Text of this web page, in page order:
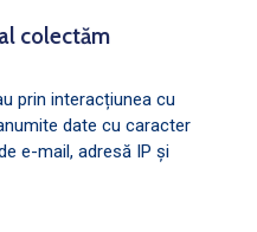
colectăm
prin interacțiunea cu
date cu caracter
e-mail, adresă IP și